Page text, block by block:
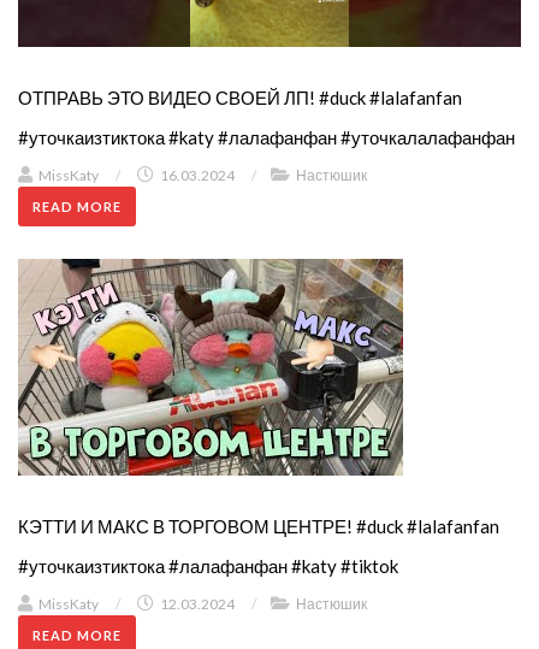
ОТПРАВЬ ЭТО ВИДЕО СВОЕЙ ЛП! #duck #lalafanfan
#уточкаизтиктока #katy #лалафанфан #уточкалалафанфан
MissKaty / 16.03.2024 / Настюшик
READ MORE
КЭТТИ И МАКС В ТОРГОВОМ ЦЕНТРЕ! #duck #lalafanfan
#уточкаизтиктока #лалафанфан #katy #tiktok
MissKaty / 12.03.2024 / Настюшик
READ MORE